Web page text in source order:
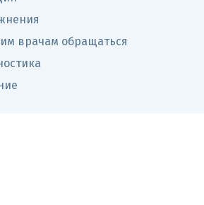
врачам обращаться